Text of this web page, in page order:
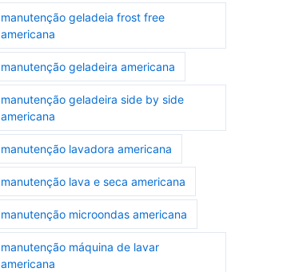
manutenção geladeia frost free
americana
manutenção geladeira americana
manutenção geladeira side by side
americana
manutenção lavadora americana
manutenção lava e seca americana
manutenção microondas americana
manutenção máquina de lavar
americana